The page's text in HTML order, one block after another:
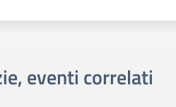
eventi correlati